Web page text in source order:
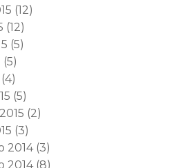
(12)
(12)
(5)
(5)
(4)
(5)
(2)
(3)
2014(3)
2014(8)